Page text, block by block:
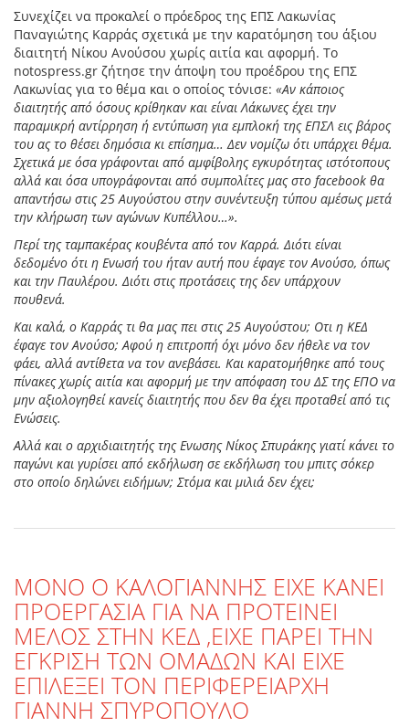
Συνεχίζει να προκαλεί ο πρόεδρος της ΕΠΣ Λακωνίας
Παναγιώτης Καρράς σχετικά με την καρατόμηση του άξιου
διαιτητή Νίκου Ανούσου χωρίς αιτία και αφορμή. Το
notospress.gr ζήτησε την άποψη του προέδρου της ΕΠΣ
Λακωνίας για το θέμα και ο οποίος τόνισε: «Αν κάποιος
διαιτητής από όσους κρίθηκαν και είναι Λάκωνες έχει την
παραμικρή αντίρρηση ή εντύπωση για εμπλοκή της ΕΠΣΛ εις βάρος
του ας το θέσει δημόσια κι επίσημα… Δεν νομίζω ότι υπάρχει θέμα.
Σχετικά με όσα γράφονται από αμφίβολης εγκυρότητας ιστότοπους
αλλά και όσα υπογράφονται από συμπολίτες μας στο facebook θα
απαντήσω στις 25 Αυγούστου στην συνέντευξη τύπου αμέσως μετά
την κλήρωση των αγώνων Κυπέλλου…».
Περί της ταμπακέρας κουβέντα από τον Καρρά. Διότι είναι
δεδομένο ότι η Ενωσή του ήταν αυτή που έφαγε τον Ανούσο, όπως
και την Παυλέρου. Διότι στις προτάσεις της δεν υπάρχουν
πουθενά.
Και καλά, ο Καρράς τι θα μας πει στις 25 Αυγούστου; Οτι η ΚΕΔ
έφαγε τον Ανούσο; Αφού η επιτροπή όχι μόνο δεν ήθελε να τον
φάει, αλλά αντίθετα να τον ανεβάσει. Και καρατομήθηκε από τους
πίνακες χωρίς αιτία και αφορμή με την απόφαση του ΔΣ της ΕΠΟ να
μην αξιολογηθεί κανείς διαιτητής που δεν θα έχει προταθεί από τις
Ενώσεις.
Αλλά και ο αρχιδιαιτητής της Ενωσης Νίκος Σπυράκης γιατί κάνει το
παγώνι και γυρίσει από εκδήλωση σε εκδήλωση του μπιτς σόκερ
στο οποίο δηλώνει ειδήμων; Στόμα και μιλιά δεν έχει;
ΜΟΝΟ Ο ΚΑΛΟΓΙΑΝΝΗΣ ΕΙΧΕ ΚΑΝΕΙ
ΠΡΟΕΡΓΑΣΙΑ ΓΙΑ ΝΑ ΠΡΟΤΕΙΝΕΙ
ΜΕΛΟΣ ΣΤΗΝ ΚΕΔ ,ΕΙΧΕ ΠΑΡΕΙ ΤΗΝ
ΕΓΚΡΙΣΗ ΤΩΝ ΟΜΑΔΩΝ ΚΑΙ ΕΙΧΕ
ΕΠΙΛΕΞΕΙ ΤΟΝ ΠΕΡΙΦΕΡΕΙΑΡΧΗ
ΓΙΑΝΝΗ ΣΠΥΡΟΠΟΥΛΟ